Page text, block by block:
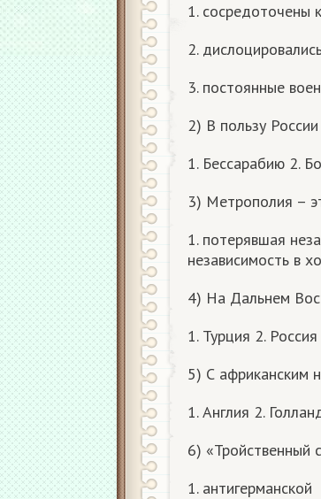
1. сосредоточены
2.
3. постоянные
2) В пользу
1. Бессарабию 2.
3) Метрополия –
1. потерявшая
независимость в
4) На Дальнем
1. Турция 2.
5) С африканским
1. Англия 2.
6) «Тройственный
1. антигерманской